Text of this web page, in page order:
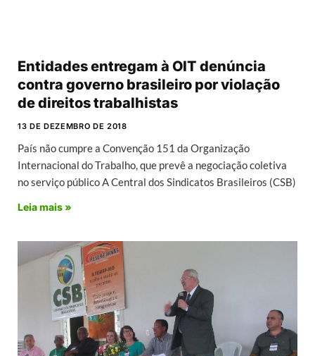
Entidades entregam à OIT denúncia
contra governo brasileiro por violação
de direitos trabalhistas
13 DE DEZEMBRO DE 2018
País não cumpre a Convenção 151 da Organização
Internacional do Trabalho, que prevê a negociação coletiva
no serviço público A Central dos Sindicatos Brasileiros (CSB)
Leia mais »